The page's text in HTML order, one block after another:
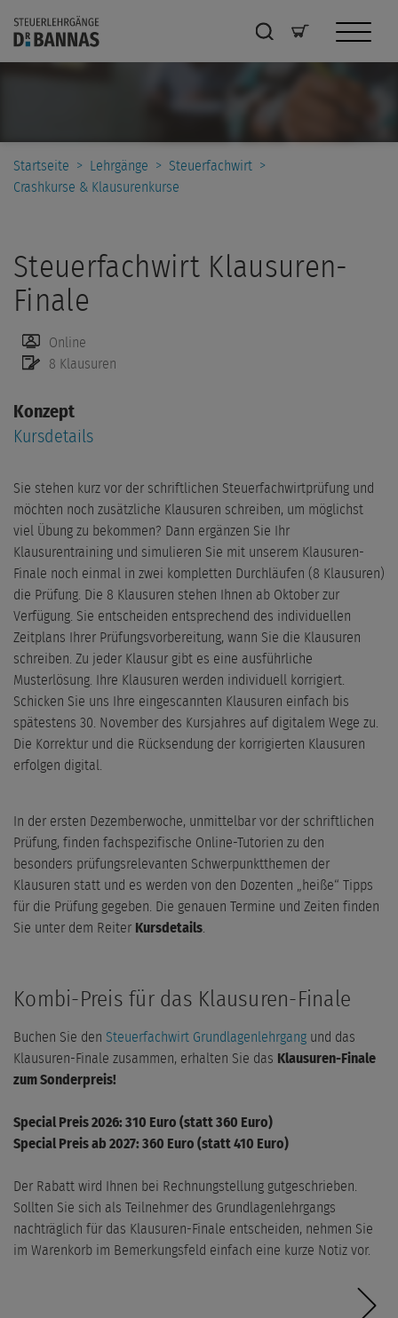
Startseite > Lehrgänge > Steuerfachwirt >
Crashkurse & Klausurenkurse
Steuerfachwirt Klausuren-
Finale
Online
8 Klausuren
Konzept
Kursdetails
Sie stehen kurz vor der schriftlichen Steuerfachwirtprüfung und
möchten noch zusätzliche Klausuren schreiben, um möglichst
viel Übung zu bekommen? Dann ergänzen Sie Ihr
Klausurentraining und simulieren Sie mit unserem Klausuren-
Finale noch einmal in zwei kompletten Durchläufen (8 Klausuren)
die Prüfung. Die 8 Klausuren stehen Ihnen ab Oktober zur
Verfügung. Sie entscheiden entsprechend des individuellen
Zeitplans Ihrer Prüfungsvorbereitung, wann Sie die Klausuren
schreiben. Zu jeder Klausur gibt es eine ausführliche
Musterlösung. Ihre Klausuren werden individuell korrigiert.
Schicken Sie uns Ihre eingescannten Klausuren einfach bis
spätestens 30. November des Kursjahres auf digitalem Wege zu.
Die Korrektur und die Rücksendung der korrigierten Klausuren
erfolgen digital.
In der ersten Dezemberwoche, unmittelbar vor der schriftlichen
Prüfung, finden fachspezifische Online-Tutorien zu den
besonders prüfungsrelevanten Schwerpunktthemen der
Klausuren statt und es werden von den Dozenten „heiße“ Tipps
für die Prüfung gegeben. Die genauen Termine und Zeiten finden
Sie unter dem Reiter Kursdetails
Kombi-Preis für das Klausuren-Finale
Buchen Sie den Steuerfachwirt Grundlagenlehrgang und das
Klausuren-Finale zusammen, erhalten Sie das Klausuren-Finale
zum Sonderpreis!
Special Preis 2026: 310 Euro (statt 360 Euro)
Special Preis ab 2027: 360 Euro (statt 410 Euro)
Der Rabatt wird Ihnen bei Rechnungstellung gutgeschrieben.
Sollten Sie sich als Teilnehmer des Grundlagenlehrgangs
nachträglich für das Klausuren-Finale entscheiden, nehmen Sie
im Warenkorb im Bemerkungsfeld einfach eine kurze Notiz vor.